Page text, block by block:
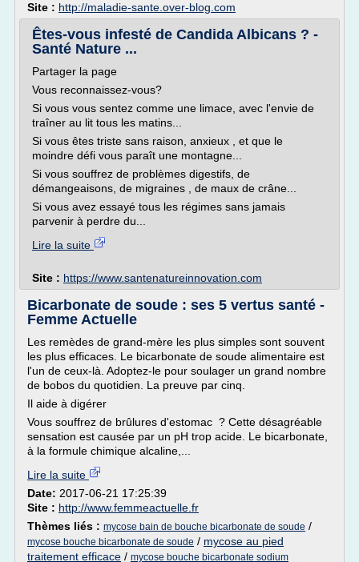
Site : http://maladie-sante.over-blog.com
Êtes-vous infesté de Candida Albicans ? -
Santé Nature ...
Partager la page
Vous reconnaissez-vous?
Si vous vous sentez comme une limace, avec l'envie de
traîner au lit tous les matins...
Si vous êtes triste sans raison, anxieux , et que le
moindre défi vous paraît une montagne...
Si vous souffrez de problèmes digestifs, de
démangeaisons, de migraines , de maux de crâne...
Si vous avez essayé tous les régimes sans jamais
parvenir à perdre du...
Lire la suite
Site : https://www.santenatureinnovation.com
Bicarbonate de soude : ses 5 vertus santé -
Femme Actuelle
Les remèdes de grand-mère les plus simples sont souvent
les plus efficaces. Le bicarbonate de soude alimentaire est
l'un de ceux-là. Adoptez-le pour soulager un grand nombre
de bobos du quotidien. La preuve par cinq.
Il aide à digérer
Vous souffrez de brûlures d'estomac ? Cette désagréable
sensation est causée par un pH trop acide. Le bicarbonate,
à la formule chimique alcaline,...
Lire la suite
Date: 2017-06-21 17:25:39
Site : http://www.femmeactuelle.fr
Thèmes liés : mycose bain de bouche bicarbonate de soude /
mycose bouche bicarbonate de soude / mycose au pied
traitement efficace / mycose bouche bicarbonate sodium